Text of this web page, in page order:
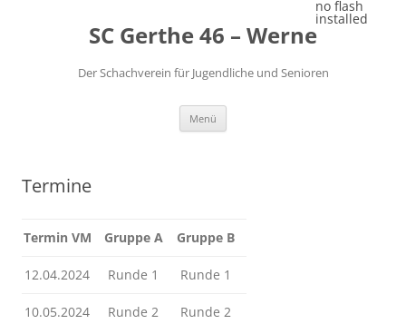
SC Gerthe 46 – Werne
Der Schachverein für Jugendliche und Senioren
Menü
Termine
Termin VM Gruppe A Gruppe B
12.04.2024 Runde 1 Runde 1
10.05.2024 Runde 2 Runde 2
no flash
installed